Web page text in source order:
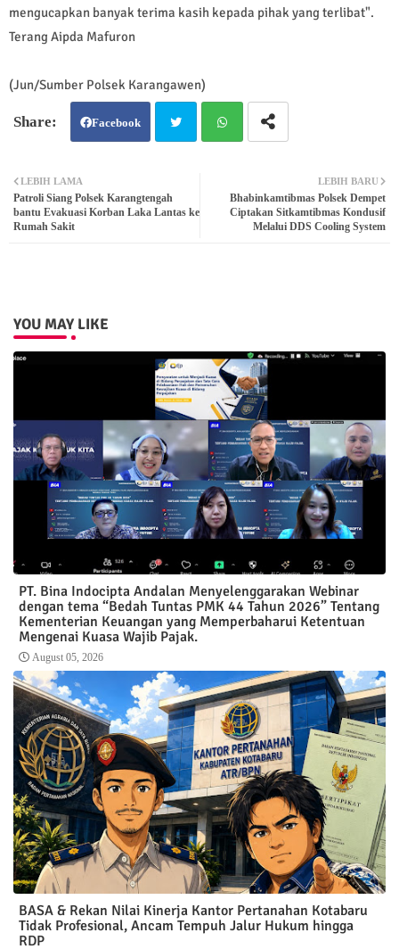
mengucapkan banyak terima kasih kepada pihak yang terlibat".
Terang Aipda Mafuron
(Jun/Sumber Polsek Karangawen)
Facebook
ter atsa
LEBIH BARU
Bhabinkamtibmas Polsek Dempet
Ciptakan Sitkamtibmas Kondusif
Melalui DDS Cooling System
LEBIH LAMA
Patroli Siang Polsek Karangtengah
bantu Evakuasi Korban Laka Lantas ke
Rumah Sakit
YOU MAY LIKE
PT. Bina Indocipta Andalan Menyelenggarakan Webinar
dengan tema “Bedah Tuntas PMK 44 Tahun 2026” Tentang
Kementerian Keuangan yang Memperbaharui Ketentuan
Mengenai Kuasa Wajib Pajak.
August 05, 2026
BASA & Rekan Nilai Kinerja Kantor Pertanahan Kotabaru
Tidak Profesional, Ancam Tempuh Jalur Hukum hingga
RDP